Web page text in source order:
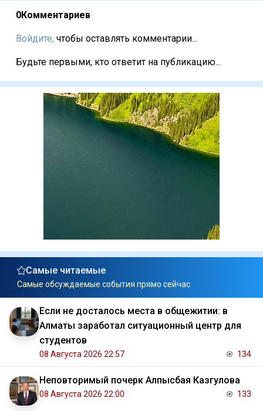
0Комментариев
Войдите, чтобы оставлять комментарии...
Будьте первыми, кто ответит на публикацию...
Самые читаемые
Самые обсуждаемые события прямо сейчас
Если не досталось места в общежитии: в
Алматы заработал ситуационный центр для
студентов
08 Августа 2026 22:57 134
Неповторимый почерк Алпысбая Казгулова
08 Августа 2026 22:00 133